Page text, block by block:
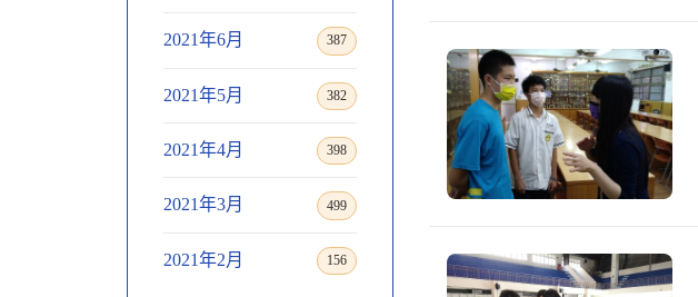
2021年6月 387
2021年5月 382
2021年4月 398
2021年3月 499
2021年2月 156